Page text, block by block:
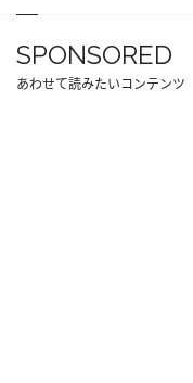
SPONSORED
あわせて読みたいコンテンツ